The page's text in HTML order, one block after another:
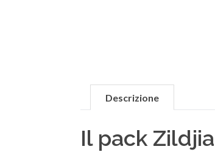
Descrizione
Il pack